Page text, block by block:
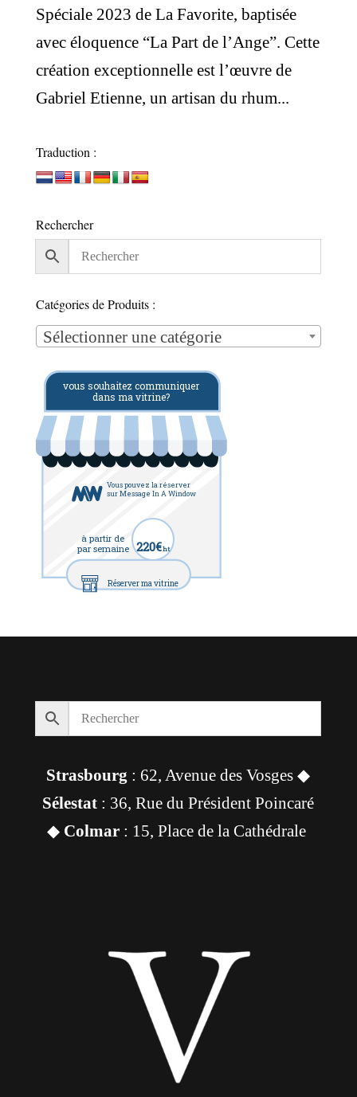
Spéciale 2023 de La Favorite, baptisée
avec éloquence “La Part de l’Ange”. Cette
création exceptionnelle est l’œuvre de
Gabriel Etienne, un artisan du rhum...
Traduction :
Rechercher
Catégories de Produits :
Sélectionner une catégorie
vous souhaitez communiquer
dans ma vitrine?
Vous pouvez la réserver
sur Message In A Window
à partir de
par semaine 220€ht
Réserver ma vitrine
Strasbourg : 62, Avenue des Vosges ◆
Sélestat : 36, Rue du Président Poincaré
◆ Colmar: 15, Place de la Cathédrale